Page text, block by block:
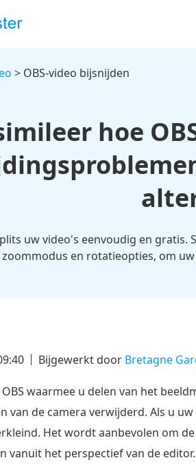
> OBS-video bijsnijden
hoe
uw video's eenvoudig en
zoommodus en rotatieopties, om
Bijgewerkt door Bretagne
waarmee u delen van het
van de camera verwijderd. Als u
Het wordt aanbevolen om
vanuit het perspectief van de